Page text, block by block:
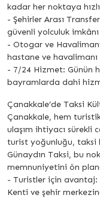
kadar her noktaya
- Şehirler Arası
güvenli yolculuk
- Otogar ve
hastane ve
- 7/24 Hizmet: Günün
bayramlarda dahi
Çanakkale’de Taksi
Çanakkale, hem
ulaşım ihtiyacı sürekli
turist yoğunluğu,
Günaydın Taksi, bu
memnuniyetini ön
- Turistler için avantaj:
Kenti ve şehir